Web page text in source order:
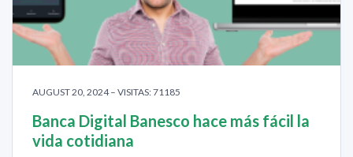
AUGUST 20, 2024 – VISITAS: 71185
Banca Digital Banesco hace más fácil la
vida cotidiana